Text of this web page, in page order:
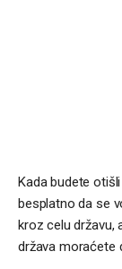
Kada budete
besplatno da se
kroz celu državu,
država moraćete